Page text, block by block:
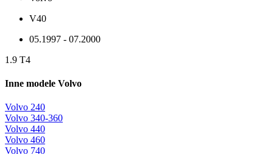
V40
05.1997 - 07.2000
1.9 T4
Inne modele Volvo
Volvo 240
Volvo 340-360
Volvo 440
Volvo 460
Volvo 740